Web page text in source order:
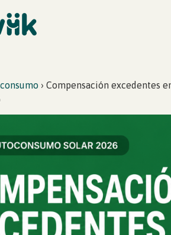
› Compensación excedentes